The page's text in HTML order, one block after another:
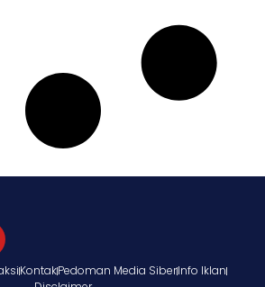
KontakPedoman Media SiberInfo Iklan